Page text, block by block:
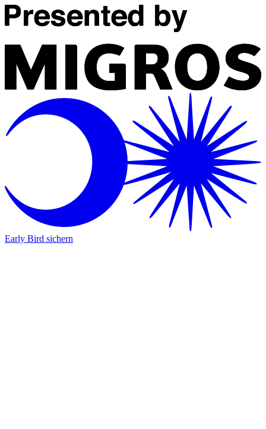
Early Bird sichern